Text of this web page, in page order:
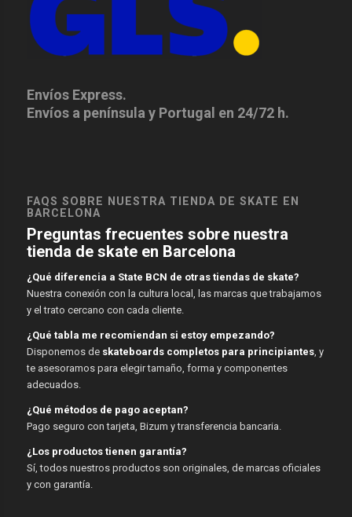
Envíos Express.
Envíos a península y Portugal en 24/72 h.
FAQS SOBRE NUESTRA TIENDA DE SKATE EN
BARCELONA
Preguntas frecuentes sobre nuestra
tienda de skate en Barcelona
¿Qué diferencia a State BCN de otras tiendas de skate?
Nuestra conexión con la cultura local, las marcas que trabajamos
y el trato cercano con cada cliente.
¿Qué tabla me recomiendan si estoy empezando?
Disponemos de skateboards completos para principiantes, y
te asesoramos para elegir tamaño, forma y componentes
adecuados.
¿Qué métodos de pago aceptan?
Pago seguro con tarjeta, Bizum y transferencia bancaria.
¿Los productos tienen garantía?
Sí, todos nuestros productos son originales, de marcas oficiales
y con garantía.